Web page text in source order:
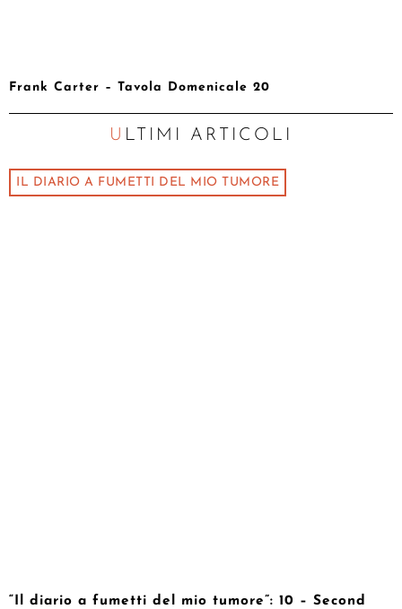
Frank Carter – Tavola Domenicale 20
ULTIMI ARTICOLI
IL DIARIO A FUMETTI DEL MIO TUMORE
“Il diario a fumetti del mio tumore”: 10 – Second